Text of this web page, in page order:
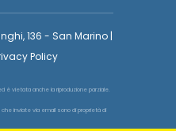
136 - San Marino |
Policy
è vietata anche la riproduzione parziale.
inviate via email sono di proprietà di